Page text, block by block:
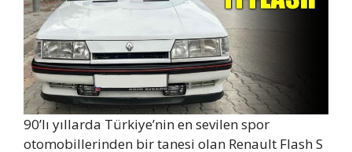
90’lı yıllarda Türkiye’nin en sevilen spor
otomobillerinden bir tanesi olan Renault Flash S